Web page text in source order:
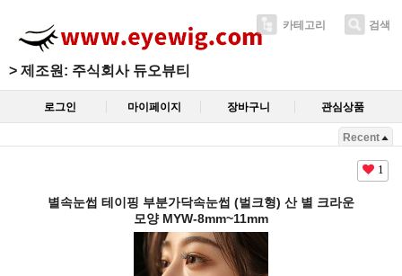
> 제조원: 주식회사 듀오뷰티
카테고리 검색
로그인 마이페이지 장바구니 관심상품
Recent
1
별속눈썹 테이핑 부분가닥속눈썹 (벌크형) 산 별 크라운
모양 MYW-8mm~11mm